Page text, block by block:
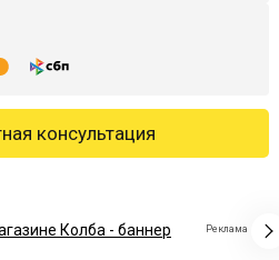
консультация